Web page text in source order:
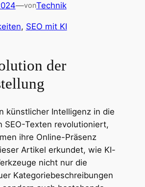
—vonTechnik
, SEO mit KI
der
künstlicher Intelligenz in die
SEO-Texten revolutioniert,
ihre Online-Präsenz
Artikel erkundet, wie KI-
nicht nur die
Kategoriebeschreibungen